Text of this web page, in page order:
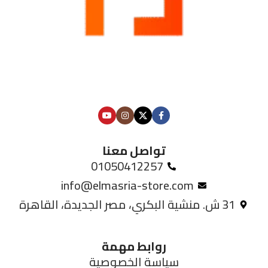
تواصل معنا
01050412257
info@elmasria-store.com
31 ش. منشية البكري، مصر الجديدة، القاهرة
روابط مهمة
سياسة الخصوصية